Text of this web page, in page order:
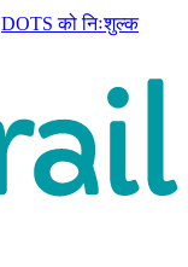
DOTS को निःशुल्क